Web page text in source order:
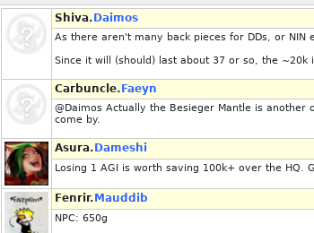
Shiva. Daimos
As there aren't many back pieces for DDs, or
Since it will (should) last about 37 or so, the ~20k
Carbuncle. Faeyn
@Daimos Actually the Besieger Mantle is
come by.
Asura. Dameshi
Losing 1 AGI is worth saving 100k+ over the HQ.
Fenrir. Mauddib
NPC: 650g